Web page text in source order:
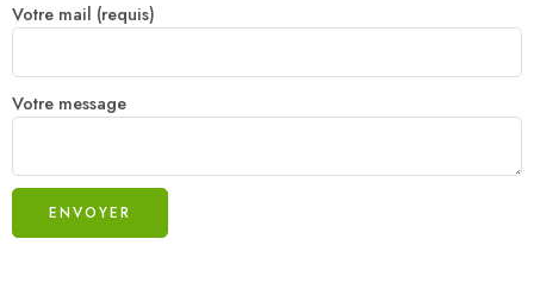
Votre mail (requis)
Votre message